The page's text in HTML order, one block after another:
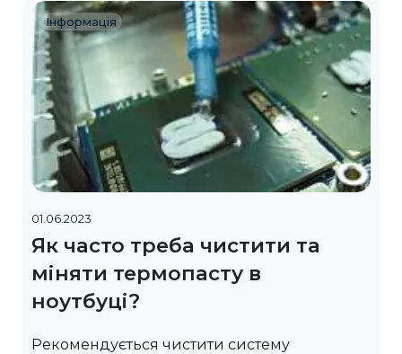
Інформація
01.06.2023
Як часто треба чистити та
міняти термопасту в
ноутбуці?
Рекомендується чистити систему